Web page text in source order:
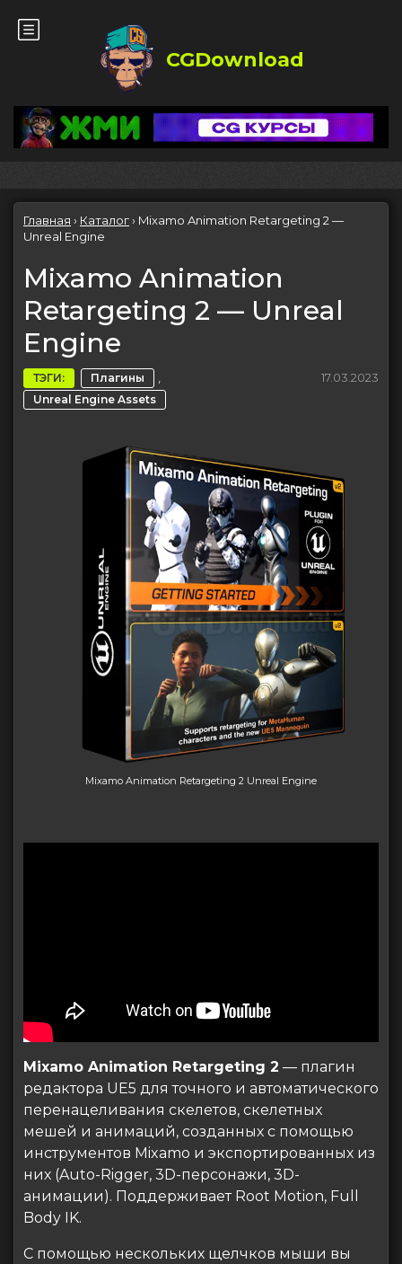
CGDownload
Главная › Каталог› Mixamo Animation Retargeting 2 —
Unreal Engine
Mixamo Animation
Retargeting 2 — Unreal
Engine
ТЭГИ: Плагины ,
Unreal Engine Assets
17.03.2023
Mixamo Animation Retargeting 2 Unreal Engine
Mixamo Animation Retargeting 2 — плагин
редактора UE5 для точного и автоматического
перенацеливания скелетов, скелетных
мешей и анимаций, созданных с помощью
инструментов Mixamo и экспортированных из
них (Auto-Rigger, 3D-персонажи, 3D-
анимации). Поддерживает Root Motion, Full
Body IK.
С помощью нескольких щелчков мыши вы